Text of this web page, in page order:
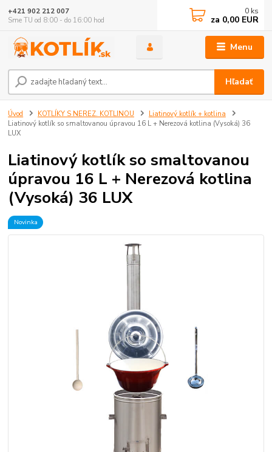
Menu
Hľadať
+421 902 212 007
Sme TU od 8:00 - do 16:00 hod
0 ks
za 0,00 EUR
Úvod KOTLÍKY S NEREZ. KOTLINOU
Liatinový kotlík + kotlina
Liatinový kotlík so smaltovanou úpravou 16 L + Nerezová kotlina (Vysoká) 36
LUX
Liatinový kotlík so smaltovanou
úpravou 16 L + Nerezová kotlina
(Vysoká) 36 LUX
Novinka